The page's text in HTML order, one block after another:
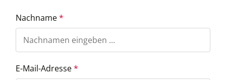
Nachname*
E-Mail-Adresse*